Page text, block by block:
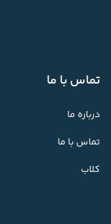
تماس با ما
درباره ما
تماس با ما
کلاب